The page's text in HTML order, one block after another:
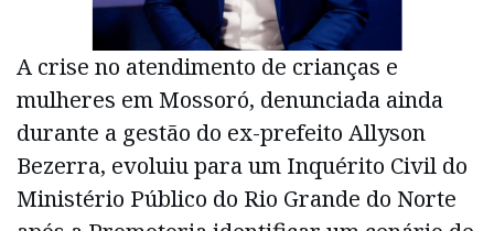
A crise no atendimento de crianças e
mulheres em Mossoró, denunciada ainda
durante a gestão do ex-prefeito Allyson
Bezerra, evoluiu para um Inquérito Civil do
Ministério Público do Rio Grande do Norte